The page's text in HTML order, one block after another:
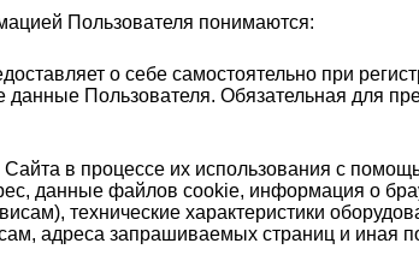
Пользователя понимаются:
о себе самостоятельно при
Пользователя. Обязательная для
в процессе их использования с
данные файлов cookie, информация о
технические характеристики
адреса запрашиваемых страниц и иная